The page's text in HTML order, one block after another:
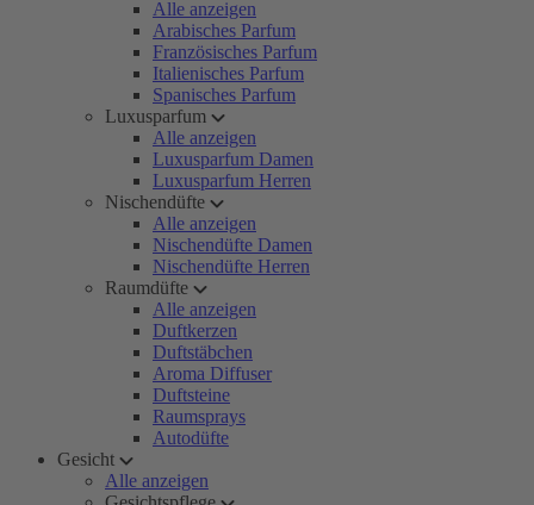
Alle anzeigen
Arabisches Parfum
Französisches Parfum
Italienisches Parfum
Spanisches Parfum
Luxusparfum
Alle anzeigen
Luxusparfum Damen
Luxusparfum Herren
Nischendüfte
Alle anzeigen
Nischendüfte Damen
Nischendüfte Herren
Raumdüfte
Alle anzeigen
Duftkerzen
Duftstäbchen
Aroma Diffuser
Duftsteine
Raumsprays
Autodüfte
Gesicht
Alle anzeigen